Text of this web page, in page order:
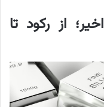
از رکود تا